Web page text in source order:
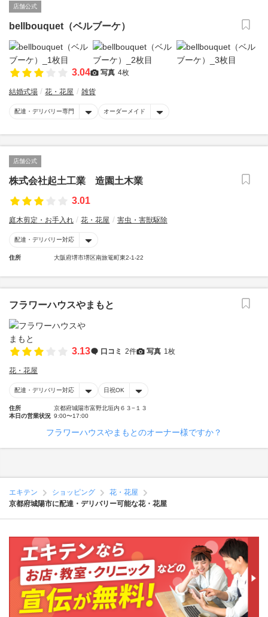
店舗公式
bellbouquet（ベルブーケ）
3.04 写真 4枚
結婚式場 花・花屋 雑貨
配達・デリバリー専門 オーダーメイド
店舗公式
株式会社起土工業 造園土木業
3.01
庭木剪定・お手入れ 花・花屋 害虫・害獣駆除
配達・デリバリー対応
住所 大阪府堺市堺区南旅篭町東2-1-22
フラワーハウスやまもと
3.13 口コミ 2件 写真 1枚
花・花屋
配達・デリバリー対応 日祝OK
住所
京都府城陽市富野北垣内６３−１３
本日の営業状況 9:00〜17:00
フラワーハウスやまもとのオーナー様ですか？
エキテン ショッピング
花・花屋
京都府城陽市に配達・デリバリー可能な花・花屋